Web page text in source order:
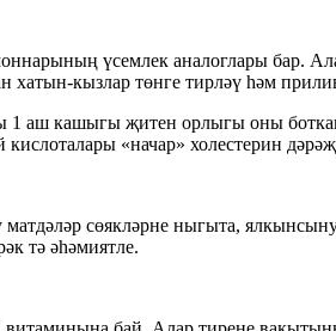
үсемлек аналоглары бар.
кызлар төнге тирләү һәм
аш кашыгы җитен орлыгы оны
«начар» холестерин
сөякләрне ныгыта,
тә әһәмиятле.